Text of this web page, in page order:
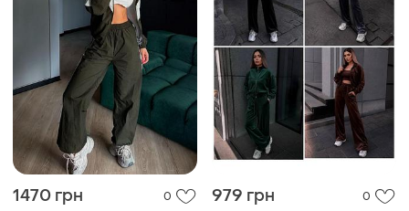
1470 грн 0
Жіночий стильний костюм
з плащівки, жіночий
спортивний костюм з
плащівки, жіночий
плащівки жатка
UA 42-44 і ще 1
979 грн 0
Велюровий костюм жіночий
42-50 р. двійка кофта на
блискавці та штани
UA 42-44 і ще 2